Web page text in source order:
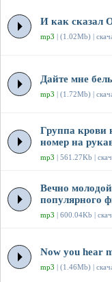
И как сказал
mp3 | (1.02Mb) |
Дайте мне
mp3 | (1.72Mb) |
Группа крови
номер на
mp3 | 561.27Kb |
Вечно
популярного
mp3 | 600.04Kb |
Now you hear
mp3 | (1.46Mb) |